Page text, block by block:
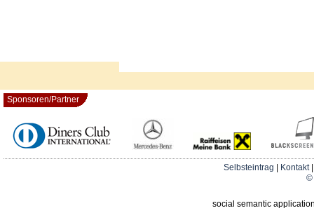
Sponsoren/Partner
Selbsteintrag | Kontakt
©
social semantic